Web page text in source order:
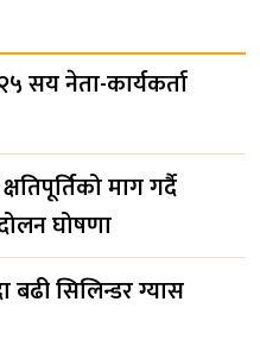
सय नेता-कार्यकर्ता
माग गर्दै
घोषणा
बढी सिलिन्डर ग्यास